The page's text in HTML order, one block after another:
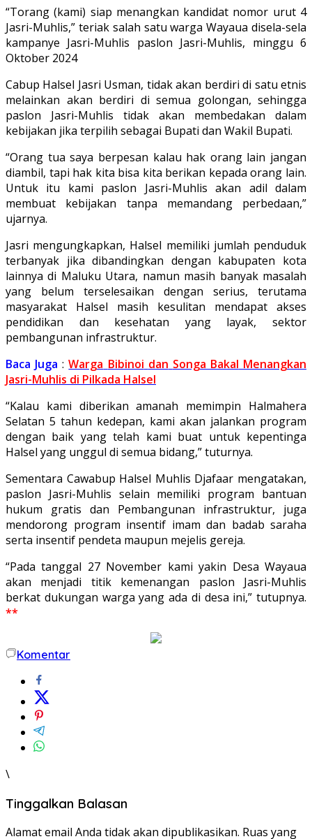
“Torang (kami) siap menangkan kandidat nomor urut 4
Jasri-Muhlis,” teriak salah satu warga Wayaua disela-sela
kampanye Jasri-Muhlis paslon Jasri-Muhlis, minggu 6
Oktober 2024
Cabup Halsel Jasri Usman, tidak akan berdiri di satu etnis
melainkan akan berdiri di semua golongan, sehingga
paslon Jasri-Muhlis tidak akan membedakan dalam
kebijakan jika terpilih sebagai Bupati dan Wakil Bupati.
“Orang tua saya berpesan kalau hak orang lain jangan
diambil, tapi hak kita bisa kita berikan kepada orang lain.
Untuk itu kami paslon Jasri-Muhlis akan adil dalam
membuat kebijakan tanpa memandang perbedaan,”
ujarnya.
Jasri mengungkapkan, Halsel memiliki jumlah penduduk
terbanyak jika dibandingkan dengan kabupaten kota
lainnya di Maluku Utara, namun masih banyak masalah
yang belum terselesaikan dengan serius, terutama
masyarakat Halsel masih kesulitan mendapat akses
pendidikan dan kesehatan yang layak, sektor
pembangunan infrastruktur.
Baca Juga :Warga Bibinoi dan Songa Bakal Menangkan
Jasri-Muhlis di Pilkada Halsel
“Kalau kami diberikan amanah memimpin Halmahera
Selatan 5 tahun kedepan, kami akan jalankan program
dengan baik yang telah kami buat untuk kepentinga
Halsel yang unggul di semua bidang,” tuturnya.
Sementara Cawabup Halsel Muhlis Djafaar mengatakan,
paslon Jasri-Muhlis selain memiliki program bantuan
hukum gratis dan Pembangunan infrastruktur, juga
mendorong program insentif imam dan badab saraha
serta insentif pendeta maupun mejelis gereja.
“Pada tanggal 27 November kami yakin Desa Wayaua
akan menjadi titik kemenangan paslon Jasri-Muhlis
berkat dukungan warga yang ada di desa ini,” tutupnya.
**
Komentar
\
Tinggalkan Balasan
Alamat email Anda tidak akan dipublikasikan. Ruas yang